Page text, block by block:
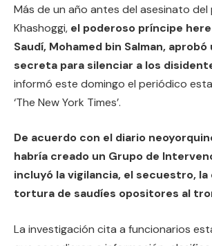
Más de un año antes del asesinato
Khashoggi, el poderoso príncipe
Saudí, Mohamed bin Salman, aprobó
secreta para silenciar a los
informó este domingo el periódico
‘The New York Times’.
De acuerdo con el diario
habría creado un Grupo de
incluyó la vigilancia, el secuestro,
tortura de saudíes opositores al
La investigación cita a funcionarios